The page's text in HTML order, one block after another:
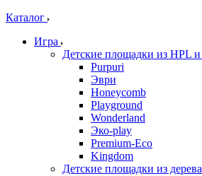
Каталог
Игра
Детские площадки из HPL
Purpuri
Эври
Honeycomb
Playground
Wonderland
Эко-play
Premium-Eco
Kingdom
Детские площадки из дерева